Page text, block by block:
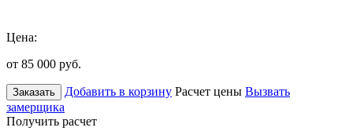
Цена:
от 85 000 руб.
Заказать Добавить в корзину Расчет цены Вызвать
замерщика
Получить расчет